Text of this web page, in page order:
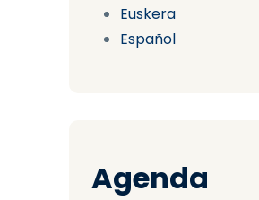
Euskera
Español
Agenda